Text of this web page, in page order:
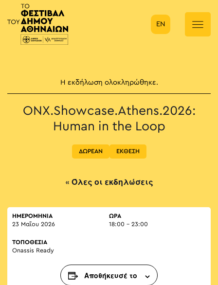
Κύρια πλοήγηση
EN
Η εκδήλωση ολοκληρώθηκε.
ONX.Showcase.Athens.2026:
Human in the Loop
ΔΩΡΕΑΝ ΕΚΘΕΣΗ
« Όλες οι εκδηλώσεις
ΗΜΕΡΟΜΗΝΙΑ
23 Μαΐου 2026
ΏΡΑ
18:00 - 23:00
ΤΟΠΟΘΕΣΙΑ
Onassis Ready
Αποθήκευσέ το